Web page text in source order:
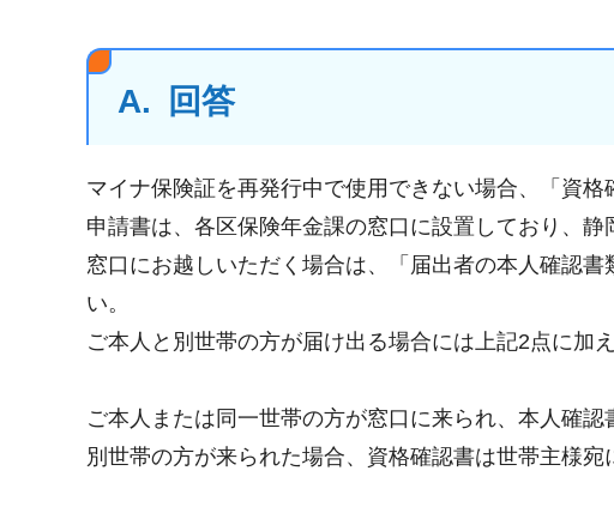
A. 回答
マイナ保険証を再発行中で使用できない場合、「資
申請書は、各区保険年金課の窓口に設置しており、静
窓口にお越しいただく場合は、「届出者の本人確認
い。
ご本人と別世帯の方が届け出る場合には上記2点に加
ご本人または同一世帯の方が窓口に来られ、本人確
別世帯の方が来られた場合、資格確認書は世帯主様宛